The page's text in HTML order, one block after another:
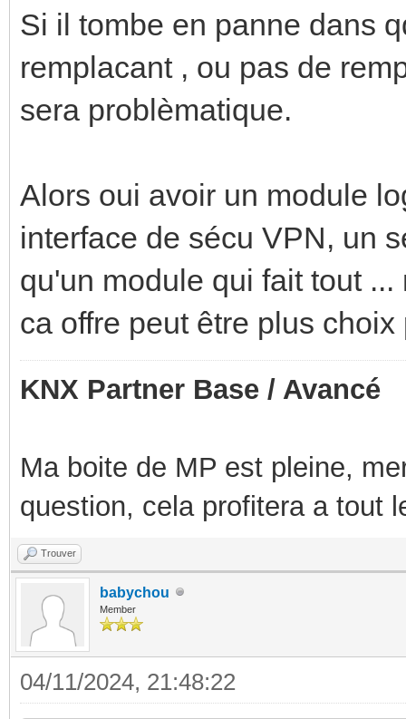
Si il tombe en panne dans
remplacant , ou pas de
sera problèmatique.
Alors oui avoir un module
interface de sécu VPN, un
qu'un module qui fait tout
ca offre peut être plus choix
KNX Partner Base / Avancé
Ma boite de MP est pleine,
question, cela profitera a tout
Trouver
babychou
Member
04/11/2024, 21:48:22